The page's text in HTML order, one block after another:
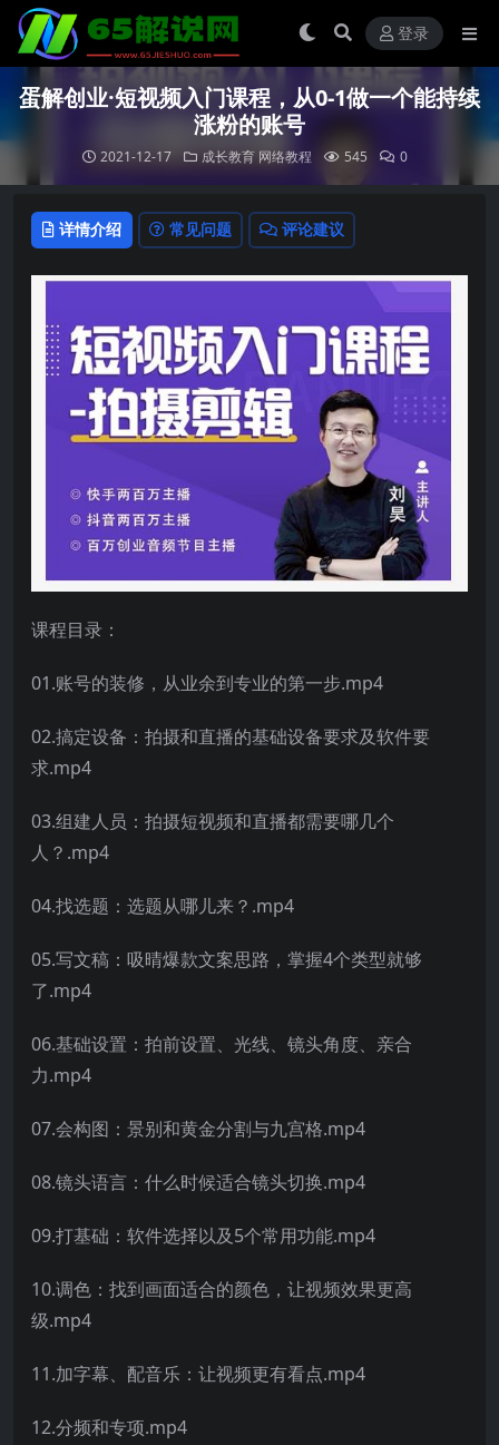
登录
蛋解创业·短视频入门课程，从0-1做一个能持续
涨粉的账号
2021-12-17 成长教育 网络教程 545 0
详情介绍 常见问题 评论建议
课程目录：
01.账号的装修，从业余到专业的第一步.mp4
02.搞定设备：拍摄和直播的基础设备要求及软件要
求.mp4
03.组建人员：拍摄短视频和直播都需要哪几个
人？.mp4
04.找选题：选题从哪儿来？.mp4
05.写文稿：吸晴爆款文案思路，掌握4个类型就够
了.mp4
06.基础设置：拍前设置、光线、镜头角度、亲合
力.mp4
07.会构图：景别和黄金分割与九宫格.mp4
08.镜头语言：什么时候适合镜头切换.mp4
09.打基础：软件选择以及5个常用功能.mp4
10.调色：找到画面适合的颜色，让视频效果更高
级.mp4
11.加字幕、配音乐：让视频更有看点.mp4
12.分频和专项.mp4